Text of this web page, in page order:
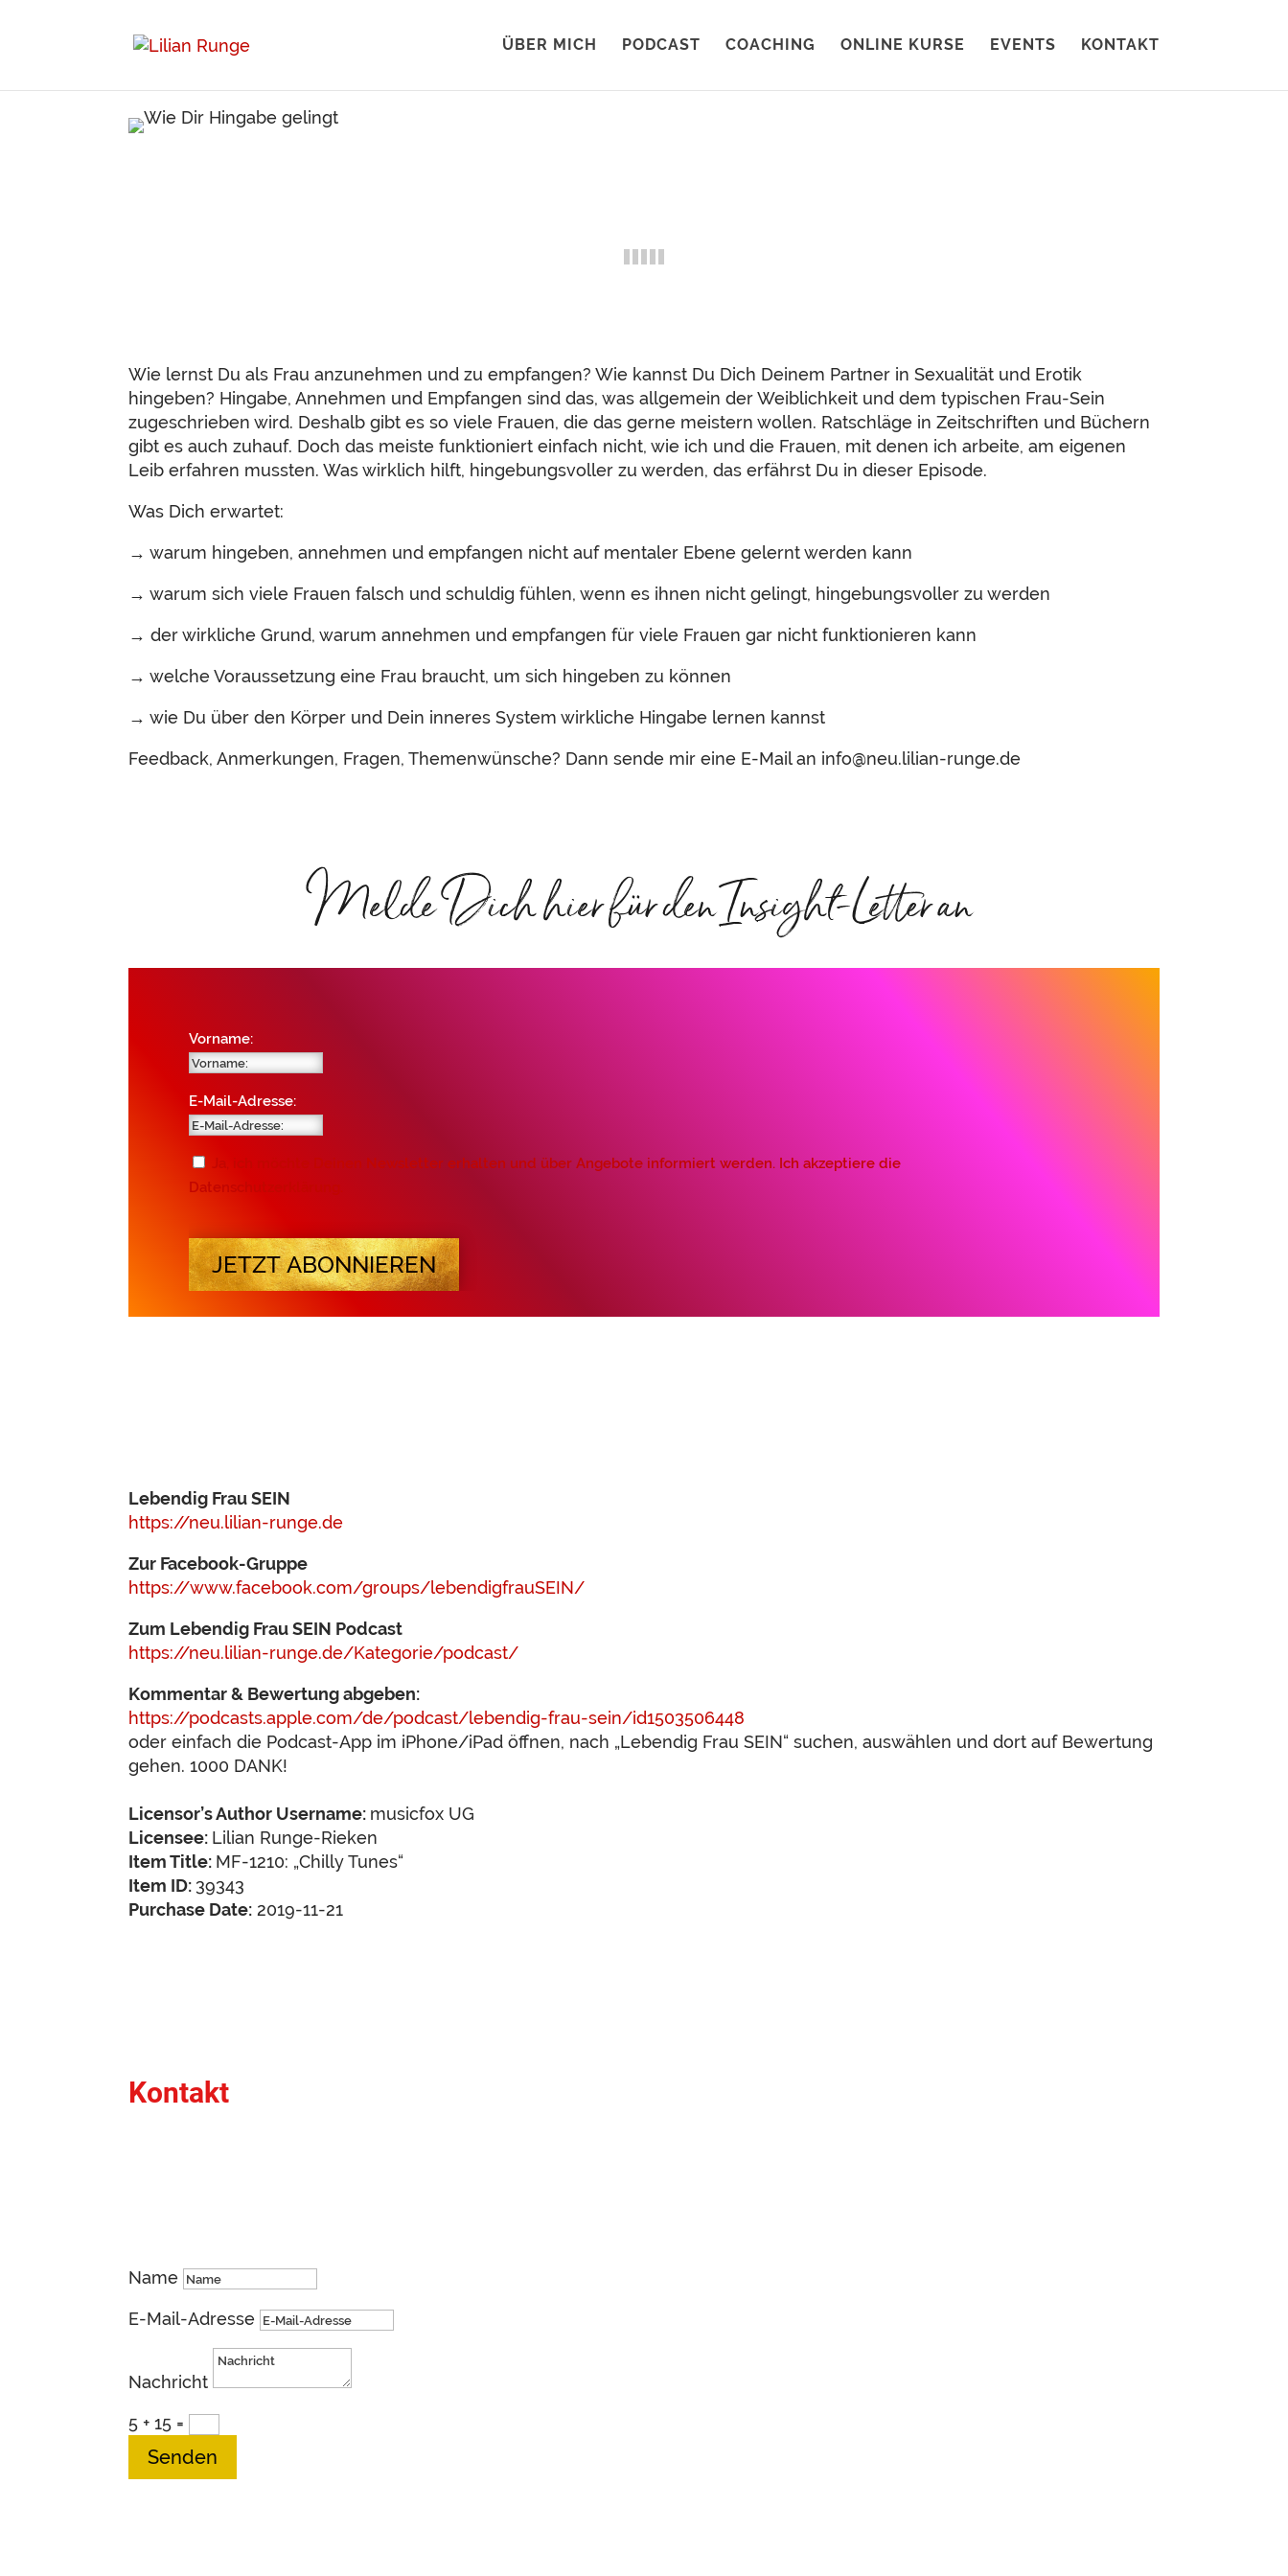
ÜBER MICH PODCAST COACHING ONLINE KURSE EVENTS KONTAKT
Wie lernst Du als Frau anzunehmen und zu empfangen? Wie kannst Du Dich Deinem Partner in Sexualität und Erotik
hingeben? Hingabe, Annehmen und Empfangen sind das, was allgemein der Weiblichkeit und dem typischen Frau-Sein
zugeschrieben wird. Deshalb gibt es so viele Frauen, die das gerne meistern wollen. Ratschläge in Zeitschriften und Büchern
gibt es auch zuhauf. Doch das meiste funktioniert einfach nicht, wie ich und die Frauen, mit denen ich arbeite, am eigenen
Leib erfahren mussten. Was wirklich hilft, hingebungsvoller zu werden, das erfährst Du in dieser Episode.
Was Dich erwartet:
→ warum hingeben, annehmen und empfangen nicht auf mentaler Ebene gelernt werden kann
→ warum sich viele Frauen falsch und schuldig fühlen, wenn es ihnen nicht gelingt, hingebungsvoller zu werden
→ der wirkliche Grund, warum annehmen und empfangen für viele Frauen gar nicht funktionieren kann
→ welche Voraussetzung eine Frau braucht, um sich hingeben zu können
→ wie Du über den Körper und Dein inneres System wirkliche Hingabe lernen kannst
Feedback, Anmerkungen, Fragen, Themenwünsche? Dann sende mir eine E-Mail an info@neu.lilian-runge.de
Melde Dich hier für den Insight-Letter an
Vorname:
E-Mail-Adresse:
Ja, ich möchte Deinen Newsletter erhalten und über Angebote informiert werden. Ich akzeptiere die
Datenschutzerklärung.
JETZT ABONNIEREN
Lebendig Frau SEIN
https://neu.lilian-runge.de
Zur Facebook-Gruppe
https://www.facebook.com/groups/lebendigfrauSEIN/
Zum Lebendig Frau SEIN Podcast
https://neu.lilian-runge.de/Kategorie/podcast/
Kommentar & Bewertung abgeben:
https://podcasts.apple.com/de/podcast/lebendig-frau-sein/id1503506448
oder einfach die Podcast-App im iPhone/iPad öffnen, nach „Lebendig Frau SEIN“ suchen, auswählen und dort auf Bewertung
gehen. 1000 DANK!
Licensor’s Author Username: musicfox UG
Licensee: Lilian Runge-Rieken
Item Title: MF-1210: „Chilly Tunes“
Item ID: 39343
Purchase Date: 2019-11-21
Kontakt
Name
E-Mail-Adresse
Nachricht
5 + 15 =
Senden